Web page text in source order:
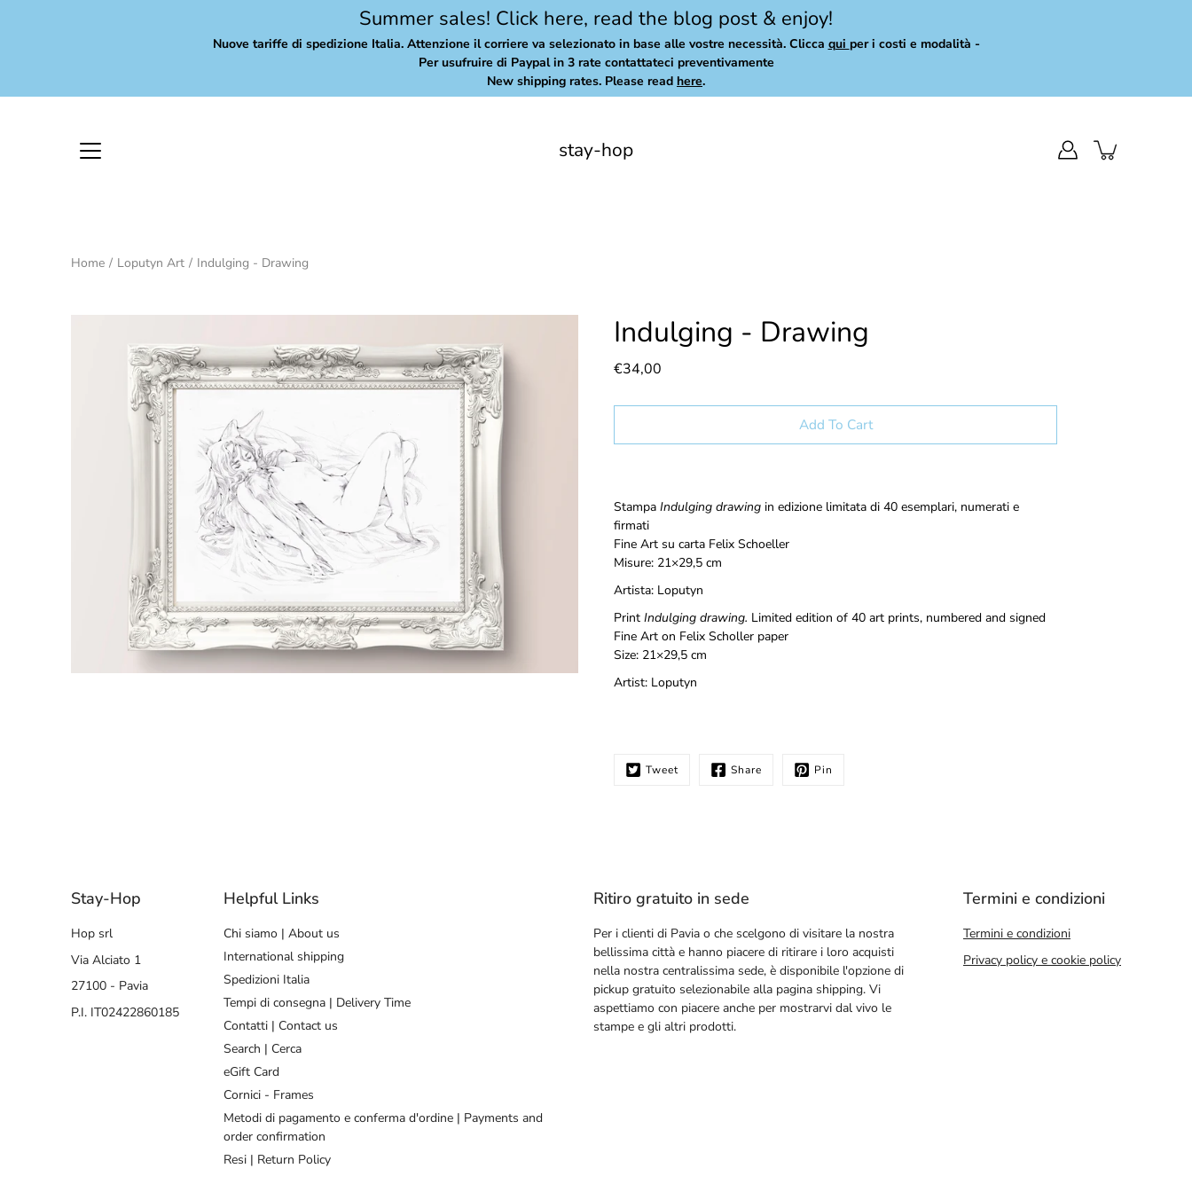
Summer sales! Click here, read the blog post & enjoy!
Nuove tariffe di spedizione Italia. Attenzione il corriere va selezionato in base alle vostre necessità. Clicca qui per i costi e modalità -
Per usufruire di Paypal in 3 rate contattateci preventivamente
New shipping rates. Please read here.
stay-hop
Home / Loputyn Art / Indulging - Drawing
Indulging - Drawing
€34,00
Select
Add To Cart
me
when
this
product
available:
Stampa Indulging drawing in edizione limitata di 40 esemplari, numerati e
firmati
Fine Art su carta Felix Schoeller
Misure: 21×29,5 cm
Artista: Loputyn
Print Indulging drawing. Limited edition of 40 art prints, numbered and signed
Fine Art on Felix Scholler paper
Size: 21×29,5 cm
Artist: Loputyn
Tweet Share Pin
Stay-Hop
Hop srl
Via Alciato 1
27100 - Pavia
P.I. IT02422860185
Helpful Links
Chi siamo | About us
International shipping
Spedizioni Italia
Tempi di consegna | Delivery Time
Contatti | Contact us
Search | Cerca
eGift Card
Cornici - Frames
Metodi di pagamento e conferma d'ordine | Payments and
order confirmation
Resi | Return Policy
Ritiro gratuito in sede
Per i clienti di Pavia o che scelgono di visitare la nostra
bellissima città e hanno piacere di ritirare i loro acquisti
nella nostra centralissima sede, è disponibile l'opzione di
pickup gratuito selezionabile alla pagina shipping. Vi
aspettiamo con piacere anche per mostrarvi dal vivo le
stampe e gli altri prodotti.
Termini e condizioni
Termini e condizioni
Privacy policy e cookie policy